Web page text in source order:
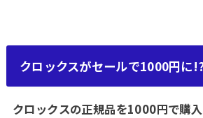
クロックスがセールで1000円に
クロックスの正規品を1000円で購